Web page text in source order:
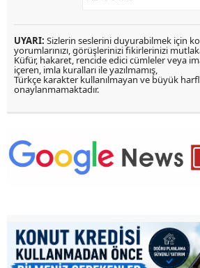
UYARI: Sizlerin seslerini duyurabilmek için
yorumlarınızı, görüşlerinizi fikirlerinizi
Küfür, hakaret, rencide edici cümleler veya
içeren, imla kuralları ile yazılmamış,
Türkçe karakter kullanılmayan ve büyük
onaylanmamaktadır.